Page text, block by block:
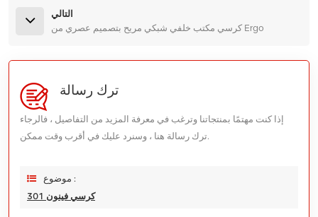
التالي
كرسي مكتب خلفي شبكي مريح بتصميم عصري من Ergo
ترك رسالة
إذا كنت مهتمًا بمنتجاتنا وترغب في معرفة المزيد من التفاصيل ، فالرجاء
ترك رسالة هنا ، وسنرد عليك في أقرب وقت ممكن.
موضوع :
كرسي فينون 301